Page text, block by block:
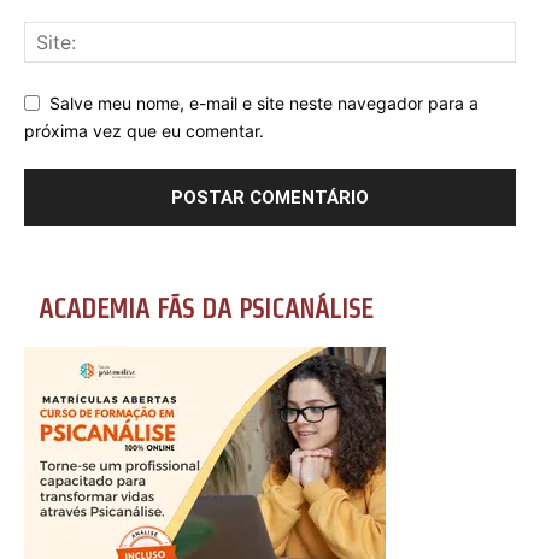
Salve meu nome, e-mail e site neste navegador para a
próxima vez que eu comentar.
ACADEMIA FÃS DA PSICANÁLISE